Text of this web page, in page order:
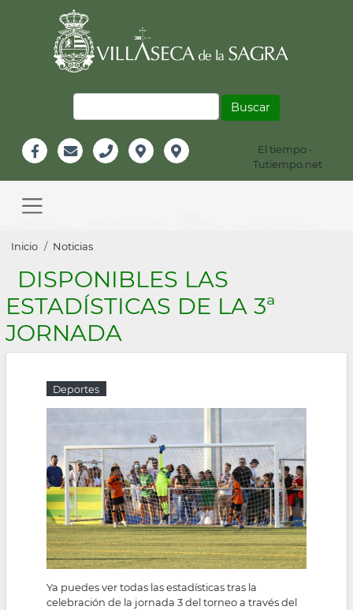
Información
Header
El tiempo -
Tutiempo.net
navigation
Sobrescribir
enlaces
de
ayuda
a
navegación
Inicio Noticias
DISPONIBLES LAS
ESTADÍSTICAS DE LA 3ª
JORNADA
Deportes
Ya puedes ver todas las estadísticas tras la
celebración de la jornada 3 del torneo a través del